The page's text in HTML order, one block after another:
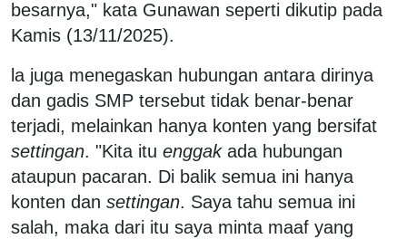
besarnya," kata Gunawan seperti dikutip pada
Kamis (13/11/2025).
la juga menegaskan hubungan antara dirinya
dan gadis SMP tersebut tidak benar-benar
terjadi, melainkan hanya konten yang bersifat
settingan. "Kita itu enggakada hubungan
ataupun pacaran. Di balik semua ini hanya
konten dan settingan. Saya tahu semua ini
salah, maka dari itu saya minta maaf yang